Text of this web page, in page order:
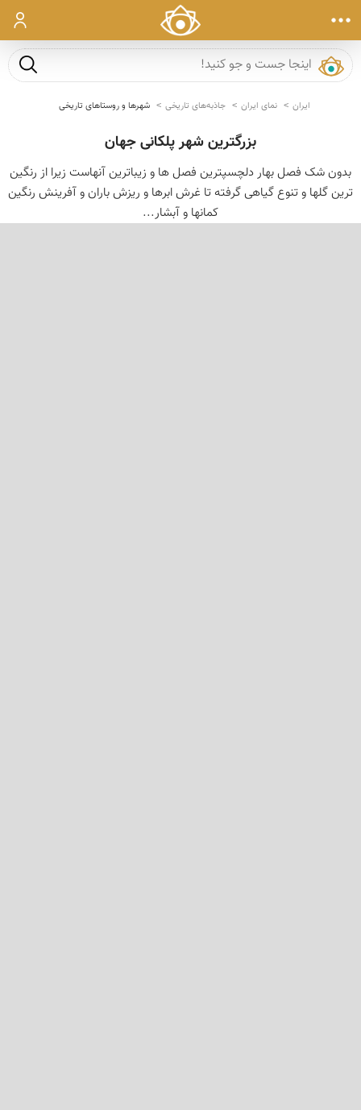
ورود
جست و
ایران نمای ایران جاذبه‌های تاریخی شهرها و روستاهای تاریخی
بزرگترین شهر پلکانی جهان
بدون شک فصل بهار دلچسپترین فصل ها و زیباترین آنهاست زیرا از رنگین
ترین گلها و تنوع گیاهی گرفته تا غرش ابرها و ریزش باران و آفرینش رنگین
کمانها و آبشار...